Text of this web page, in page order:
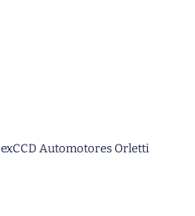
Automotores Orletti